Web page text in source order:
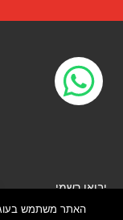
יבואן רשמי
XLAB